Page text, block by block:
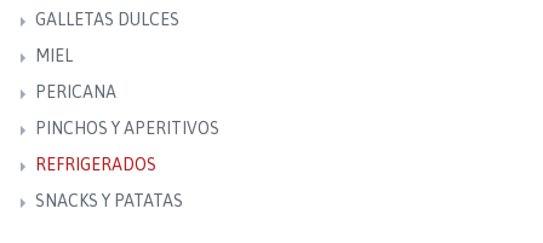
GALLETAS DULCES
MIEL
PERICANA
PINCHOS Y APERITIVOS
REFRIGERADOS
SNACKS Y PATATAS